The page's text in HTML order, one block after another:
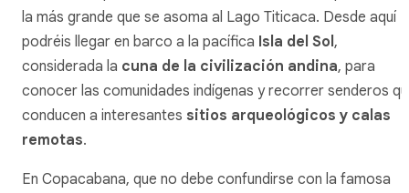
la más grande que se asoma al Lago Titicaca. Desde aquí
podréis llegar en barco a la pacífica Isla del Sol ,
considerada la cuna de la civilización andina, para
conocer las comunidades indígenas y recorrer senderos
conducen a interesantes sitios arqueológicos y calas
remotas.
En Copacabana, que no debe confundirse con la famosa